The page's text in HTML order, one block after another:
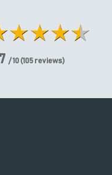
/ 10 (105 reviews)